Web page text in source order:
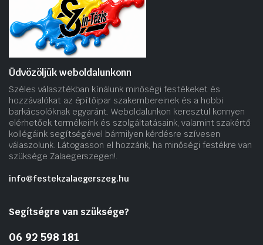
Üdvözöljük weboldalunkonn
Széles választékban kínálunk minőségi festékeket és
hozzávalókat az építőipar szakembereinek és a hobbi
barkácsolóknak egyaránt. Weboldalunkon keresztül könnyen
elérhetőek termékeink és szolgáltatásaink, valamint szakértő
kollégáink segítségével bármilyen kérdésre szívesen
válaszolunk. Látogasson el hozzánk, ha minőségi festékre van
szüksége Zalaegerszegen!.
info@festekzalaegerszeg.hu
Segítségre van szüksége?
06 92 598 181